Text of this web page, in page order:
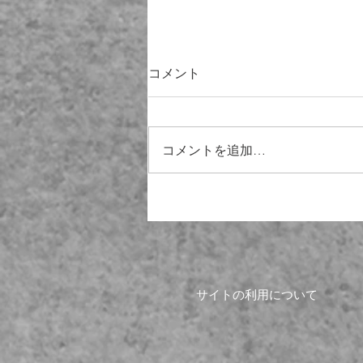
ポ！
コメント
コメントを追加…
サイトの利用について